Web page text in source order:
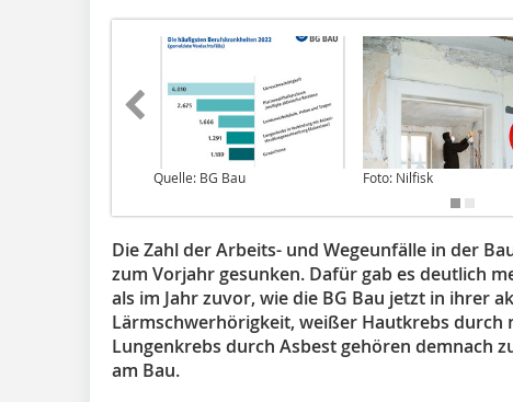
Quelle: BG Bau Foto: Nilfisk
Die Zahl der Arbeits- und Wegeunfälle in der
zum Vorjahr gesunken. Dafür gab es deutlich
als im Jahr zuvor, wie die BG Bau jetzt in ihrer
Lärmschwerhörigkeit, weißer Hautkrebs durch
Lungenkrebs durch Asbest gehören demnach
am Bau.